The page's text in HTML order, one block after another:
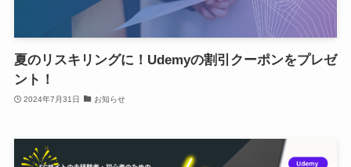
夏のリスキリングに！Udemyの割引クーポンをプレゼ
ント！
2024年7月31日 お知らせ